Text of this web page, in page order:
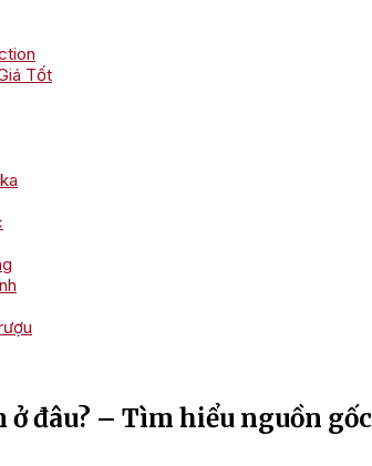
Tốt
ở đâu? – Tìm hiểu nguồn